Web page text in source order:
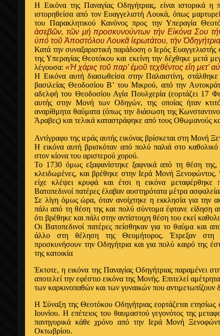
Η Εικόνα της Παναγίας Οδηγήτριας, είναι ιστορικά η
ιστορηθείσα από τον Ευαγγελιστή Λουκά, όπως
του Παρακλητικού Κανόνος προς την Υπεραγία
ἀσεβῶν, τῶν μή προσκυνούντων τήν Εἰκόνα Σου
ὑπό τοῦ Ἀποστόλου Λουκᾶ ἱερωτάτου, τήν
Κατά την συναξαριστική παράδοση ο Ιερός Ευαγγελιστής
της Υπεραγίας Θεοτόκου και εκείνη την δέχθηκε μετά
λέγουσα: «Ἡ χάρις τοῦ παρ’ ἐμοῦ τεχθέντος εἴη μετ’
Η Εικόνα αυτή διασωθείσα στην Παλαιστίνη,
βασιλείας Θεοδοσίου Β’ του Μικρού, από την
αδελφή του Θεοδοσίου Αγία Πουλχερία (εορτάζει 17
αυτής στην Μονή των Οδηγών, της οποίας ήταν
αναρίθμητα θαύματα (όπως την διάσωση της
Άραβες) και τελικά καταστράφηκε από τους Οθωμανούς
Αντίγραφο της ιεράς αυτής εικόνας βρίσκεται στη Μονή
Η εικόνα αυτή βρισκόταν από πολύ παλιά στο
στον κίονα του αριστερού χορού.
Το 1730 όμως εξαφανίστηκε ξαφνικά από τη θέση
κλειδωμένες, και βρέθηκε στην Ιερά Μονή Ξενοφώντος.
είχε κλέψει κρυφά και έτσι η εικόνα
Βατοπεδινοί πατέρες έλαβαν αυστηρότατα μέτρα
Σε λίγη όμως ώρα, όταν ανοίχτηκε η εκκλησία για την
πάλι από τη θέση της και πολύ σύντομα έφτανε είδηση
ότι βρέθηκε και πάλι στην αντίστοιχη θέση του εκεί
Οι Βατοπεδινοί πατέρες πείσθηκαν για το θαύμα και
άλλο στη θέληση της Θεομήτορος. Έτρεξαν
προσκυνήσουν την Οδηγήτρια και για πολύ καιρό της
της κατοικία
Έκτοτε, η εικόνα της Παναγίας Οδηγήτριας παραμένει
αποτελεί την εφέστιο εικόνα της Μονής. Επιτελεί
των καρκινοπαθών και των γυναικών που αντιμετωπίζουν
Η Σύναξη της Θεοτόκου Οδηγήτριας εορτάζεται
Ιουνίου. Η επέτειος του θαυμαστού γεγονότος της
πανηγυρικά κάθε χρόνο από την Ιερά Μονή
Οκτωβρίου.